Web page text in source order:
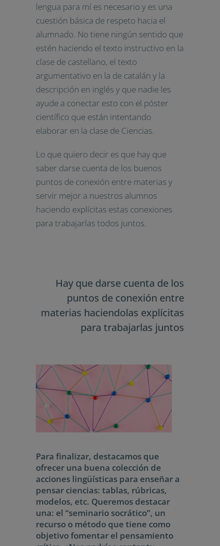
lengua para mí es necesario y es una
cuestión básica de respeto hacia el
alumnado. No tiene ningún sentido que
estén haciendo el texto instructivo en la
clase de castellano, el texto
argumentativo en la de catalán y la
descripción en inglés y que nadie les
ayude a conectar esto con el póster
científico que están intentando
elaborar en la clase de Ciencias.
Lo que quiero decir es que hay que
saber darse cuenta de los buenos
puntos de conexión entre materias y
servir mejor a nuestros alumnos
haciendo explícitas estas conexiones
para trabajarlas todos juntos.
Hay que darse cuenta de los
puntos de conexión entre
materias haciendolas explícitas
para trabajarlas juntos
Para finalizar, destacamos que
ofrecer una buena colección de
acciones lingüísticas para enseñar a
pensar ciencias: tablas, rúbricas,
modelos, etc. Queremos destacar
una: el “seminario socrático”, un
recurso o método que tiene como
objetivo fomentar el pensamiento